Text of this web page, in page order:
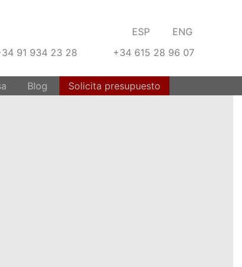
ESP
ENG
91 934 23 28 +34 615 28 96 07
Blog Solicita presupuesto